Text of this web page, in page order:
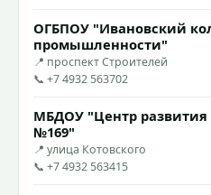
ОГБПОУ "Ивановский
промышленности"
📍 проспект Строителей
📞 +7 4932 563702
МБДОУ "Центр развития
№169"
📍 улица Котовского
📞 +7 4932 563415